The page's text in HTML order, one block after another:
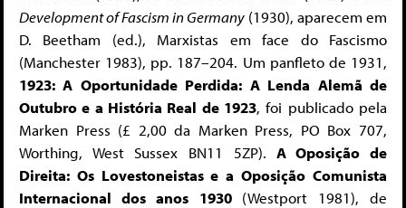
Development of Fascism in Germany (1930), aparecem em
D. Beetham (ed.), Marxistas em face do Fascismo
(Manchester 1983), pp. 187–204. Um panfleto de 1931,
1923: A Oportunidade Perdida: A Lenda Alemã de
Outubro e a História Real de 1923, foi publicado pela
Marken Press (£ 2,00 da Marken Press, PO Box 707,
Worthing, West Sussex BN11 5ZP). A Oposição de
Direita: Os Lovestoneistas e a Oposição Comunista
Internacional dos anos 1930 (Westport 1981), de